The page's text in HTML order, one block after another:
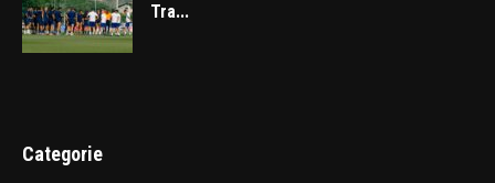
Tra...
Categorie